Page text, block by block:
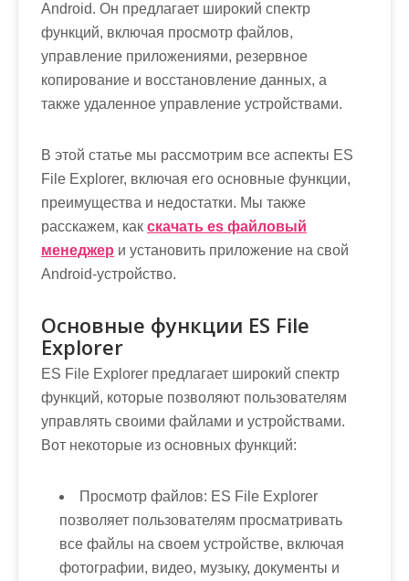
Android. Он предлагает широкий спектр
функций, включая просмотр файлов,
управление приложениями, резервное
копирование и восстановление данных, а
также удаленное управление устройствами.
В этой статье мы рассмотрим все аспекты ES
File Explorer, включая его основные функции,
преимущества и недостатки. Мы также
расскажем, как скачать es файловый
менеджер и установить приложение на свой
Android-устройство.
Основные функции ES File
Explorer
ES File Explorer предлагает широкий спектр
функций, которые позволяют пользователям
управлять своими файлами и устройствами.
Вот некоторые из основных функций:
Просмотр файлов: ES File Explorer
позволяет пользователям просматривать
все файлы на своем устройстве, включая
фотографии, видео, музыку, документы и